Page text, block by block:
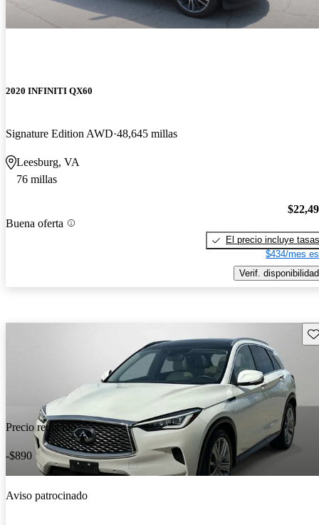
2020 INFINITI QX60
Signature Edition AWD 48,645 millas
Leesburg, VA
76 millas
Buena oferta
El precio incluye tasas
$434/mes
Verif. disponibilidad
Precio reducido
-$890
Aviso patrocinado